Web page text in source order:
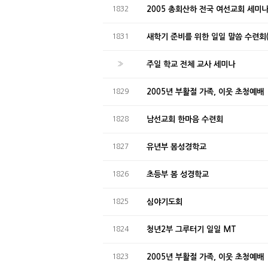
1832 2005 총회산하 전국 여선교회 세미나
1831 새학기 준비를 위한 일일 말씀 수련회
» 주일 학교 전체 교사 세미나
1829 2005년 부활절 가족, 이웃 초청예배
1828 남선교회 한마음 수련회
1827 유년부 봄성경학교
1826 초등부 봄 성경학교
1825 심야기도회
1824 청년2부 그루터기 일일 MT
1823 2005년 부활절 가족, 이웃 초청예배